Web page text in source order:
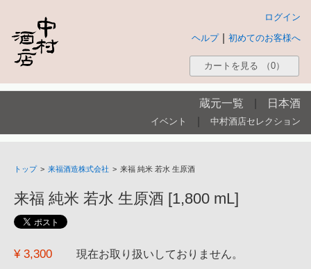
ログイン
初めてのお客様へ
ヘルプ
カートを見る （0）
蔵元一覧 日本酒
イベント 中村酒店セレクション
トップ > 来福酒造株式会社 > 来福 純米 若水 生原酒
来福 純米 若水 生原酒 [1,800 mL]
¥ 3,300 現在お取り扱いしておりません。